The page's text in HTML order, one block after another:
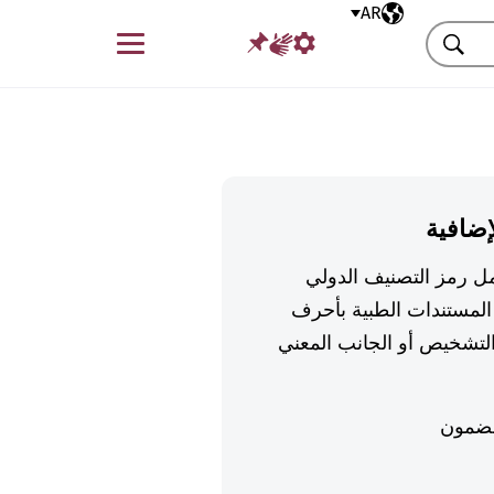
اللغة المختارةAR
قائمة
بحث
رمز التصنيف الدولي
الطبية بأحرف
أو الجانب المعني